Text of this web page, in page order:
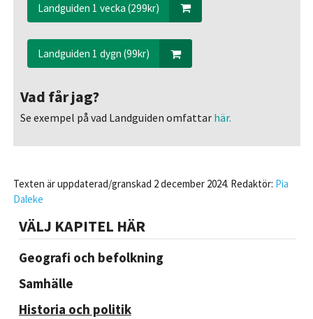
Landguiden 1 vecka (299kr)
Landguiden 1 dygn (99kr)
Vad får jag?
Se exempel på vad Landguiden omfattarhär.
Texten är uppdaterad/granskad 2 december 2024. Redaktör: Pia
Daleke
VÄLJ KAPITEL HÄR
Geografi och befolkning
Samhälle
Historia och politik